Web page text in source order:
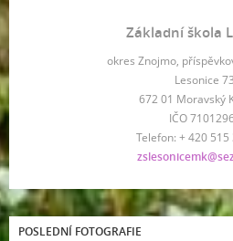
Základní škola
okres Znojmo,
Lesonice 73
672 01 Moravský
IČO
Telefon: + 420 515
POSLEDNÍ FOTOGRAFIE